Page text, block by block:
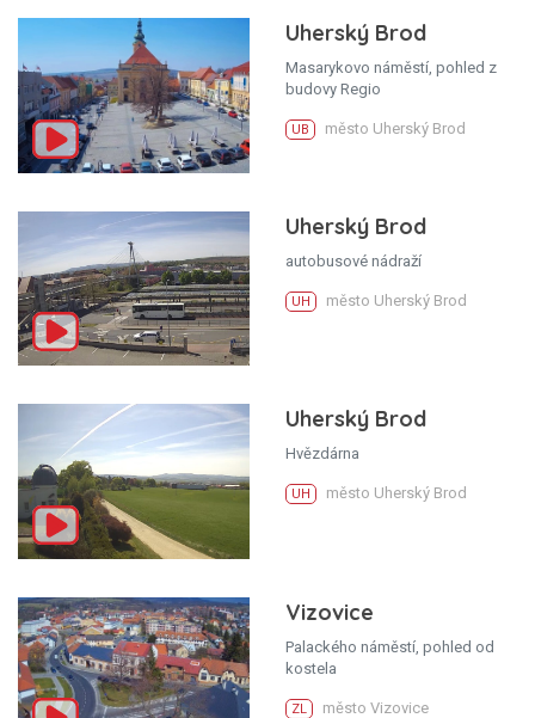
Uherský Brod
Masarykovo náměstí, pohled z
budovy Regio
UB město Uherský Brod
Uherský Brod
autobusové nádraží
UH město Uherský Brod
Uherský Brod
Hvězdárna
UH město Uherský Brod
Vizovice
Palackého náměstí, pohled od
kostela
ZL město Vizovice